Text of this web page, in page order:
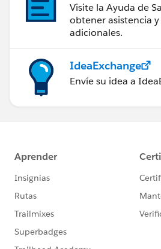
Visite la Ayuda de
obtener asistencia
adicionales.
IdeaExchange
Envíe su idea a